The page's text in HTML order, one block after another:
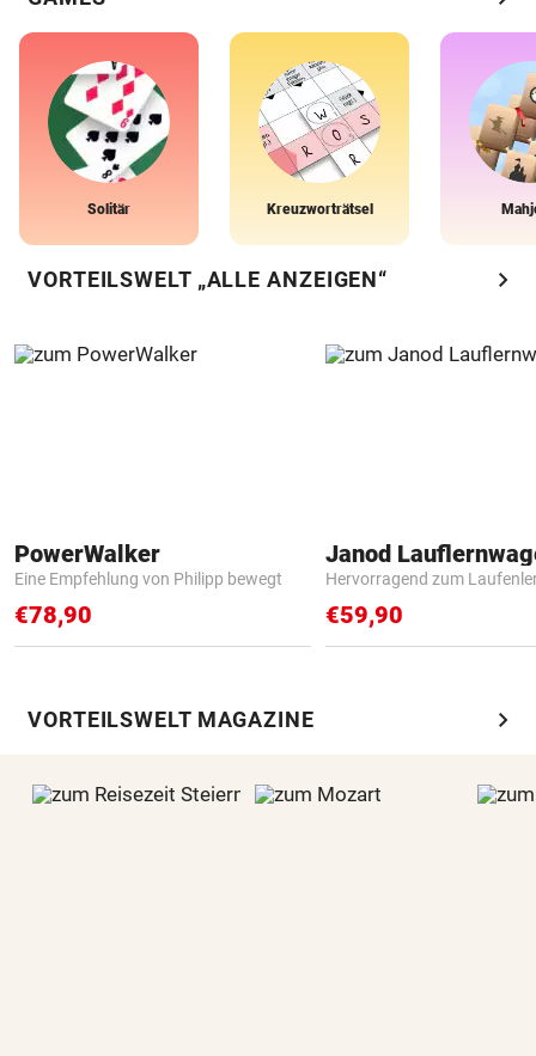
Solitär Kreuzworträtsel
VORTEILSWELT „ALLE ANZEIGEN“ chevron_right
PowerWalker
Eine Empfehlung von Philipp bewegt
€78,90
Janod
Hervorragend zum
€59,90
VORTEILSWELT MAGAZINE chevron_right